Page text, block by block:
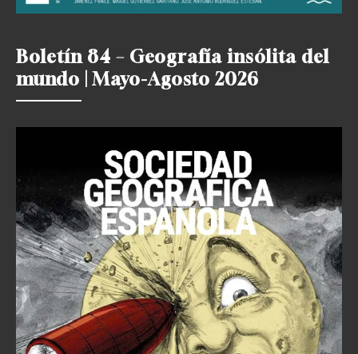
Boletín 84 – Geografía insólita del
mundo | Mayo-Agosto 2026